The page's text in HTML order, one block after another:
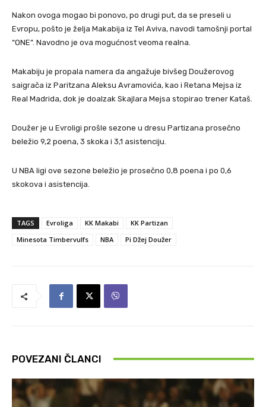
Nakon ovoga mogao bi ponovo, po drugi put, da se preseli u
Evropu, pošto je želja Makabija iz Tel Aviva, navodi tamošnji portal
“ONE”. Navodno je ova mogućnost veoma realna.
Makabiju je propala namera da angažuje bivšeg Doužerovog
saigrača iz Paritzana Aleksu Avramovića, kao i Retana Mejsa iz
Real Madrida, dok je doalzak Skajlara Mejsa stopirao trener Kataš.
Doužer je u Evroligi prošle sezone u dresu Partizana prosečno
beležio 9,2 poena, 3 skoka i 3,1 asistenciju.
U NBA ligi ove sezone beležio je prosečno 0,8 poena i po 0,6
skokova i asistencija.
TAGS Evroliga KK Makabi
KK Partizan
Minesota Timbervulfs
NBA Pi Džej Doužer
POVEZANI ČLANCI